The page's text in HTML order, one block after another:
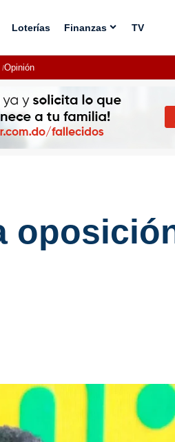
Loterías Finanzas TV
Opinión